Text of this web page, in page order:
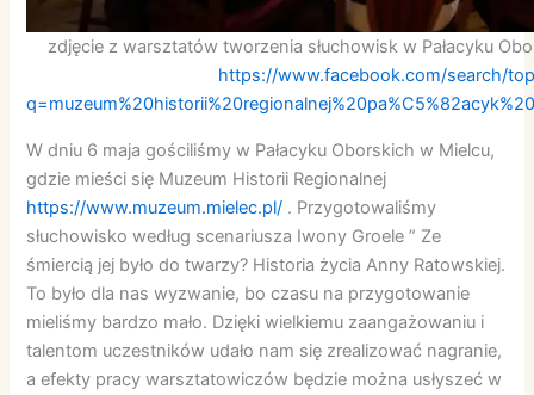
zdjęcie z warsztatów tworzenia słuchowisk w Pałacyku
https://www.facebook.com/search/
W dniu 6 maja gościliśmy w Pałacyku Oborskich w Mielcu,
gdzie mieści się Muzeum Historii Regionalnej
https://www.muzeum.mielec.pl/ . Przygotowaliśmy
słuchowisko według scenariusza Iwony Groele ” Ze
śmiercią jej było do twarzy? Historia życia Anny Ratowskiej.
To było dla nas wyzwanie, bo czasu na przygotowanie
mieliśmy bardzo mało. Dzięki wielkiemu zaangażowaniu i
talentom uczestników udało nam się zrealizować nagranie,
a efekty pracy warsztatowiczów będzie można usłyszeć w